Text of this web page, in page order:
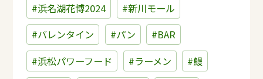
#浜名湖花博2024
#新川モール
#バレンタイン
#パン
#BAR
#浜松パワーフード
#ラーメン
#鰻